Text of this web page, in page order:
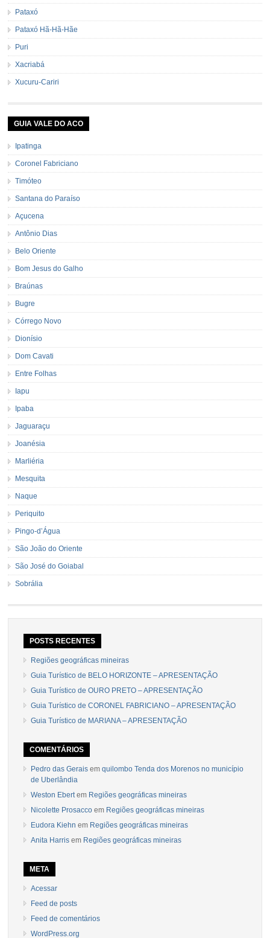
Pataxó
Pataxó Hã-Hã-Hãe
Puri
Xacriabá
Xucuru-Cariri
GUIA VALE DO ACO
Ipatinga
Coronel Fabriciano
Timóteo
Santana do Paraíso
Açucena
Antônio Dias
Belo Oriente
Bom Jesus do Galho
Braúnas
Bugre
Córrego Novo
Dionísio
Dom Cavati
Entre Folhas
Iapu
Ipaba
Jaguaraçu
Joanésia
Marliéria
Mesquita
Naque
Periquito
Pingo-d’Água
São João do Oriente
São José do Goiabal
Sobrália
POSTS RECENTES
Regiões geográficas mineiras
Guia Turístico de BELO HORIZONTE – APRESENTAÇÃO
Guia Turístico de OURO PRETO – APRESENTAÇÃO
Guia Turístico de CORONEL FABRICIANO – APRESENTAÇÃO
Guia Turístico de MARIANA – APRESENTAÇÃO
COMENTÁRIOS
Pedro das Gerais emquilombo Tenda dos Morenos no município
de Uberlândia
Weston Ebertem Regiões geográficas mineiras
Nicolette Prosacco em Regiões geográficas mineiras
Eudora Kiehn em Regiões geográficas mineiras
Anita Harris em Regiões geográficas mineiras
META
Acessar
Feed de posts
Feed de comentários
WordPress.org